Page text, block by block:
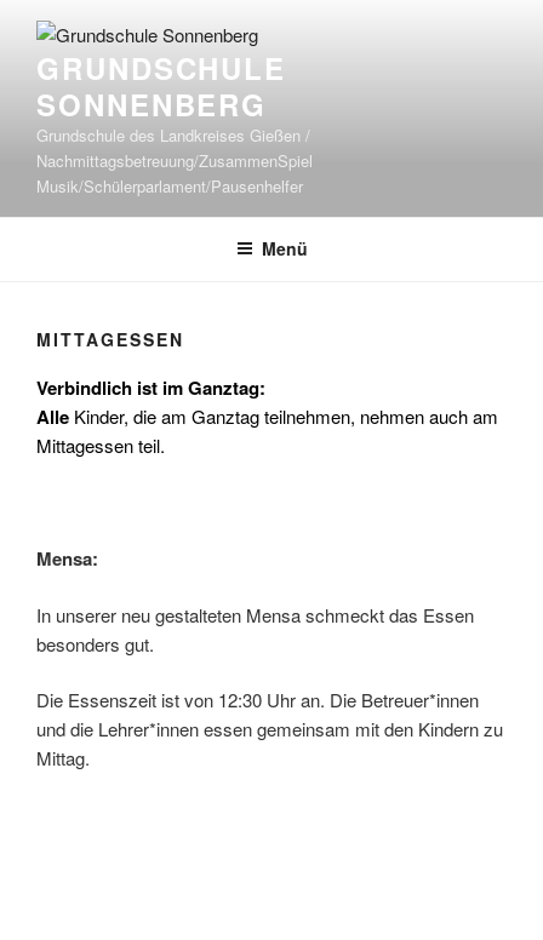
Inhalt
springenGRUNDSCHULE
SONNENBERG
Grundschule des Landkreises Gießen /
Nachmittagsbetreuung/ZusammenSpiel
Musik/Schülerparlament/Pausenhelfer
Menü
MITTAGESSEN
Verbindlich ist im Ganztag:
Alle Kinder, die am Ganztag teilnehmen, nehmen auch am
Mittagessen teil.
Mensa:
In unserer neu gestalteten Mensa schmeckt das Essen
besonders gut.
Die Essenszeit ist von 12:30 Uhr an. Die Betreuer*innen
und die Lehrer*innen essen gemeinsam mit den Kindern zu
Mittag.